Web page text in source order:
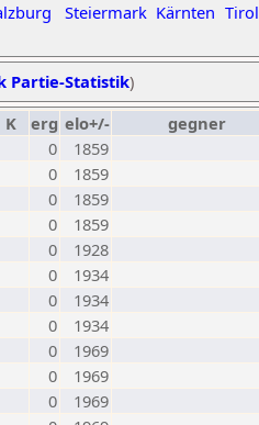
Steiermark Kärnten Tirol
Partie-Statistik)
K erg elo+/- gegner
0
1859
0
1859
0
1859
0
1859
0
1928
0
1934
0
1934
0
1934
0
1969
0
1969
0
1969